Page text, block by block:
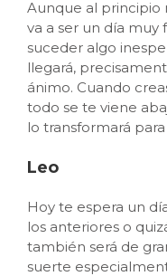
Aunque al principio
va a ser un día muy
suceder algo
llegará,
ánimo. Cuando
todo se te viene
lo transformará
Leo
Hoy te espera un
los anteriores o
también será de
suerte